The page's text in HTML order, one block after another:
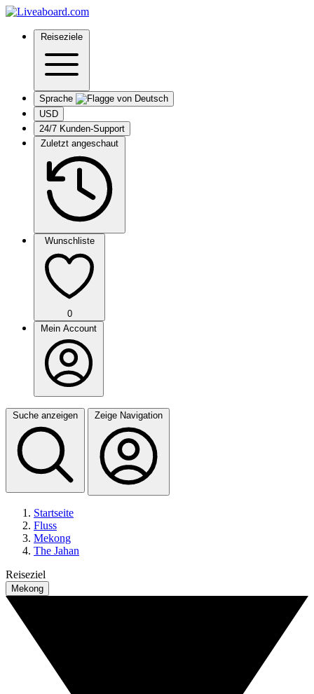
Reiseziele
Sprache
USD
24/7 Kunden-Support
Zuletzt angeschaut
Wunschliste
0
Mein Account
Suche anzeigen Zeige Navigation
Startseite
Fluss
Mekong
The Jahan
Reiseziel
Mekong